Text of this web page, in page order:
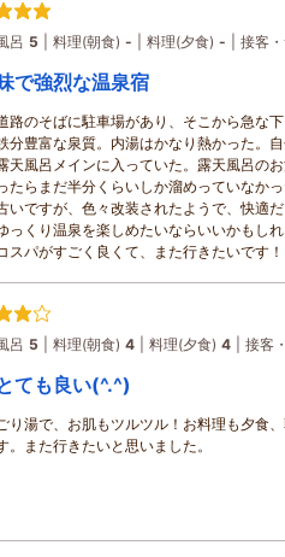
呂 5 料理(朝食) - 料理(夕食) - 接客
で強烈な温泉宿
路のそばに駐車場があり、そこから急な下
分豊富な泉質。内湯はかなり熱かった。
天風呂メインに入っていた。露天風呂の
たらまだ半分くらいしか溜めっていなかっ
いですが、色々改装されたようで、快適
っくり温泉を楽しめたいならいいかもしれ
スパがすごく良くて、また行きたいです！
呂 5 料理(朝食) 4 料理(夕食) 4 接客
ても良い(^.^)
り湯で、お肌もツルツル！お料理も夕食
。また行きたいと思いました。